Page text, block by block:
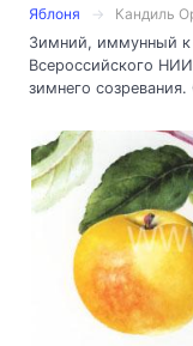
Яблоня
Кандиль
Зимний, иммунный к
Всероссийского
зимнего созревания.